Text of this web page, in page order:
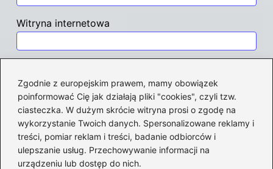
Zgodnie z europejskim prawem, mamy obowiązek
poinformować Cię jak działają pliki "cookies", czyli tzw.
ciasteczka. W dużym skrócie witryna prosi o zgodę na
wykorzystanie Twoich danych. Spersonalizowane reklamy i
treści, pomiar reklam i treści, badanie odbiorców i
ulepszanie usług. Przechowywanie informacji na
urządzeniu lub dostęp do nich.
Witryna internetowa
podczas pisania kolejnych komentarzy.
Poczytaj więcej